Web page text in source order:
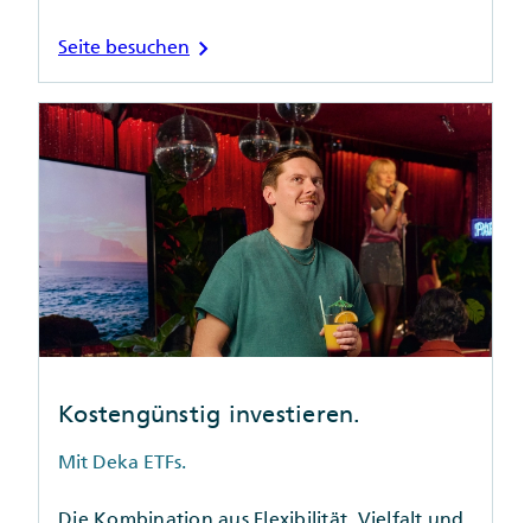
Seite besuchen chevron_right
Kostengünstig investieren.
Mit Deka ETFs.